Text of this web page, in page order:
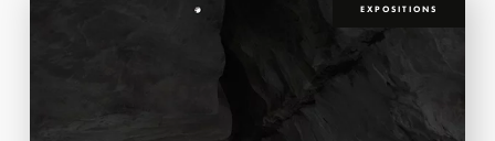
EXPOSITIONS